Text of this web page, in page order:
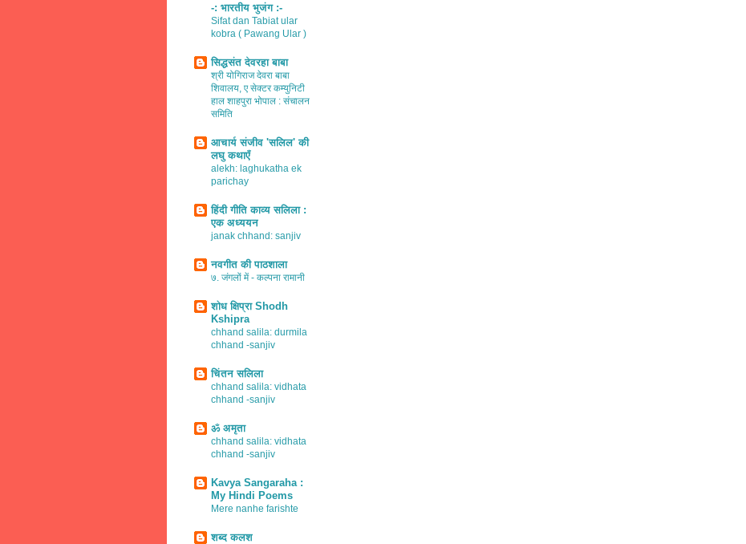
-: भारतीय भुजंग :-
Sifat dan Tabiat ular
kobra ( Pawang Ular )
सिद्धसंत देवरहा बाबा
श्री योगिराज देवरा बाबा
शिवालय, ए सेक्टर कम्युनिटी
हाल शाहपुरा भोपाल : संचालन
समिति
आचार्य संजीव 'सलिल' की
लघु कथाएँ
alekh: laghukatha ek
parichay
हिंदी गीति काव्य सलिला :
एक अध्ययन
janak chhand: sanjiv
नवगीत की पाठशाला
७. जंगलों में - कल्पना रामानी
शोध क्षिप्रा Shodh
Kshipra
chhand salila: durmila
chhand -sanjiv
चिंतन सलिला
chhand salila: vidhata
chhand -sanjiv
ॐ अमृता
chhand salila: vidhata
chhand -sanjiv
Kavya Sangaraha :
My Hindi Poems
Mere nanhe farishte
शब्द कलश